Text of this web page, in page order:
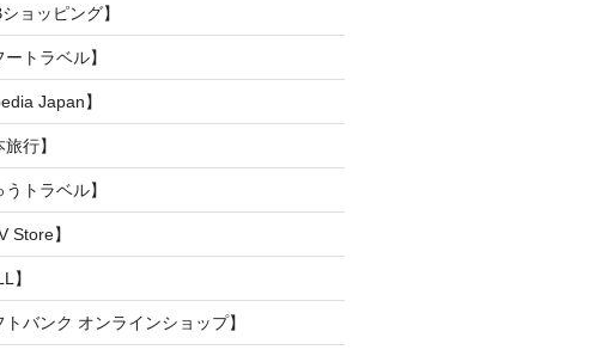
ショッピング】
ートラベル】
Japan】
旅行】
うトラベル】
Store】
】
トバンク オンラインショップ】